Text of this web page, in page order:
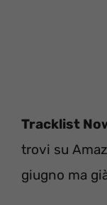
Tracklist
trovi su
giugno ma